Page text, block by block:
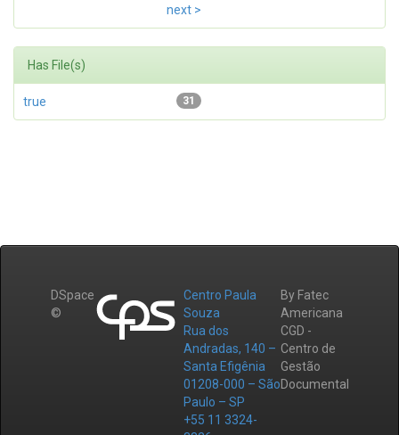
next >
Has File(s)
31
true
DSpace
©
Centro Paula
Souza
Rua dos
Andradas, 140 –
Santa Efigênia
01208-000 – São
Paulo – SP
+55 11 3324-
By Fatec
Americana
CGD -
Centro de
Gestão
Documental